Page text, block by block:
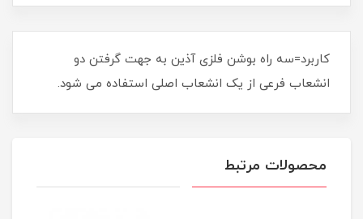
کاربرد=سه راه بوشن فلزی آذین به جهت گرفتن دو
انشعاب فرعی از یک انشعاب اصلی استفاده می شود.
محصولات مرتبط